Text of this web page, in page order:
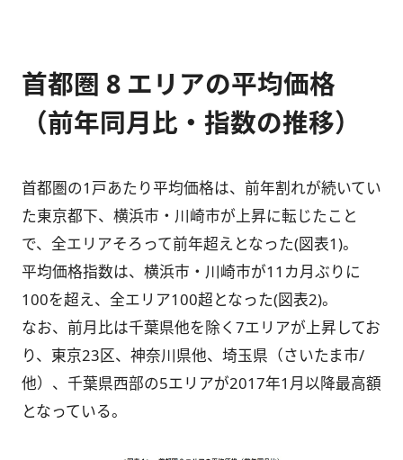
首都圏 8 エリアの平均価格
（前年同月比・指数の推移）
首都圏の1戸あたり平均価格は、前年割れが続いてい
た東京都下、横浜市・川崎市が上昇に転じたこと
で、全エリアそろって前年超えとなった(図表1)。
平均価格指数は、横浜市・川崎市が11カ月ぶりに
100を超え、全エリア100超となった(図表2)。
なお、前月比は千葉県他を除く7エリアが上昇してお
り、東京23区、神奈川県他、埼玉県（さいたま市/
他）、千葉県西部の5エリアが2017年1月以降最高額
となっている。